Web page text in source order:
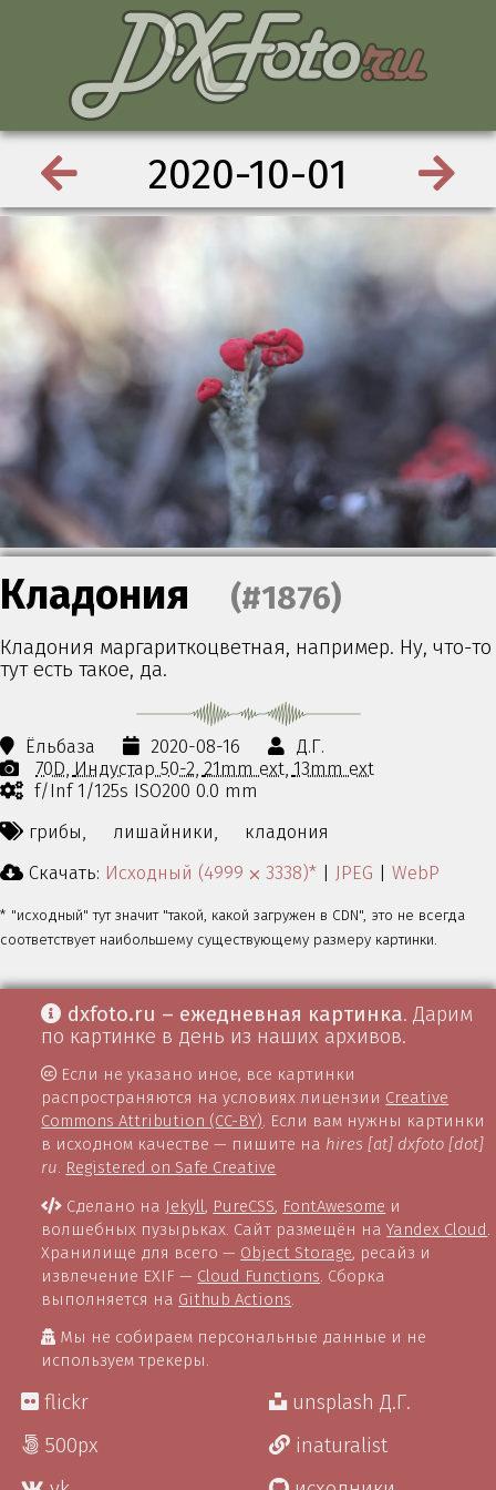
2020-10-01
Кладония (#1876)
Кладония маргариткоцветная, например. Ну, что-то
тут есть такое, да.
Ёльбаза 2020-08-16
Д.Г.
70D Индустар 50-2 21mm ext 13mm ext
f/Inf 1/125s ISO200 0.0 mm
грибы,
лишайники,
кладония
Скачать: Исходный (4999 ⨉ 3338)* | JPEG | WebP
* "исходный" тут значит "такой, какой загружен в CDN", это не всегда
соответствует наибольшему существующему размеру картинки.
dxfoto.ru – ежедневная картинка. Дарим
по картинке в день из наших архивов.
Если не указано иное, все картинки
распространяются на условиях лицензии Creative
Commons Attribution (CC-BY). Если вам нужны картинки
в исходном качестве — пишите на hires [at] dxfoto [dot]
ru. Registered on Safe Creative
Сделано на Jekyll, PureCSS, FontAwesome и
волшебных пузырьках. Сайт размещён наYandex Cloud
Хранилище для всего — Object Storage, ресайз и
извлечение EXIF — Cloud Functions . Сборка
выполняется на Github Actions
Мы не собираем персональные данные и не
используем трекеры.
flickr
500px
unsplash Д.Г.
inaturalist